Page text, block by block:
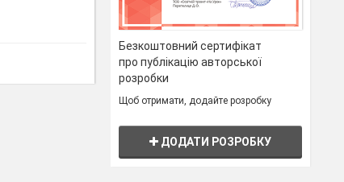
Безкоштовний сертифікат
про публікацію авторської
розробки
Щоб отримати, додайте розробку
ДОДАТИ РОЗРОБКУ